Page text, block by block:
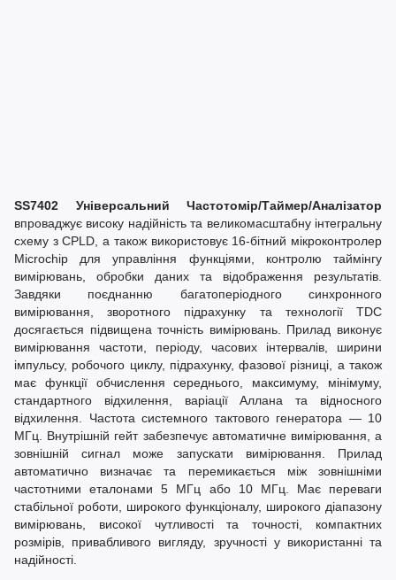
SS7402 Універсальний Частотомір/Таймер/Аналізатор
впроваджує високу надійність та великомасштабну інтегральну
схему з CPLD, а також використовує 16-бітний мікроконтролер
Microchip для управління функціями, контролю таймінгу
вимірювань, обробки даних та відображення результатів.
Завдяки поєднанню багатоперіодного синхронного
вимірювання, зворотного підрахунку та технології TDC
досягається підвищена точність вимірювань. Прилад виконує
вимірювання частоти, періоду, часових інтервалів, ширини
імпульсу, робочого циклу, підрахунку, фазової різниці, а також
має функції обчислення середнього, максимуму, мінімуму,
стандартного відхилення, варіації Аллана та відносного
відхилення. Частота системного тактового генератора — 10
МГц. Внутрішній гейт забезпечує автоматичне вимірювання, а
зовнішній сигнал може запускати вимірювання. Прилад
автоматично визначає та перемикається між зовнішніми
частотними еталонами 5 МГц або 10 МГц. Має переваги
стабільної роботи, широкого функціоналу, широкого діапазону
вимірювань, високої чутливості та точності, компактних
розмірів, привабливого вигляду, зручності у використанні та
надійності.